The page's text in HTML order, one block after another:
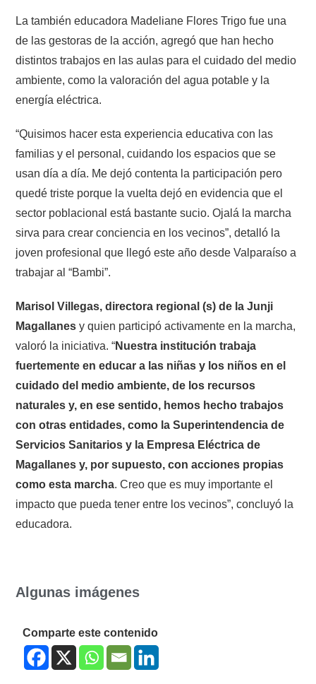
La también educadora Madeliane Flores Trigo fue una
de las gestoras de la acción, agregó que han hecho
distintos trabajos en las aulas para el cuidado del medio
ambiente, como la valoración del agua potable y la
energía eléctrica.
“Quisimos hacer esta experiencia educativa con las
familias y el personal, cuidando los espacios que se
usan día a día. Me dejó contenta la participación pero
quedé triste porque la vuelta dejó en evidencia que el
sector poblacional está bastante sucio. Ojalá la marcha
sirva para crear conciencia en los vecinos”, detalló la
joven profesional que llegó este año desde Valparaíso a
trabajar al “Bambi”.
Marisol Villegas, directora regional (s) de la Junji
Magallanes y quien participó activamente en la marcha,
valoró la iniciativa. “Nuestra institución trabaja
fuertemente en educar a las niñas y los niños en el
cuidado del medio ambiente, de los recursos
naturales y, en ese sentido, hemos hecho trabajos
con otras entidades, como la Superintendencia de
Servicios Sanitarios y la Empresa Eléctrica de
Magallanes y, por supuesto, con acciones propias
como esta marcha. Creo que es muy importante el
impacto que pueda tener entre los vecinos”, concluyó la
educadora.
Algunas imágenes
Comparte este contenido